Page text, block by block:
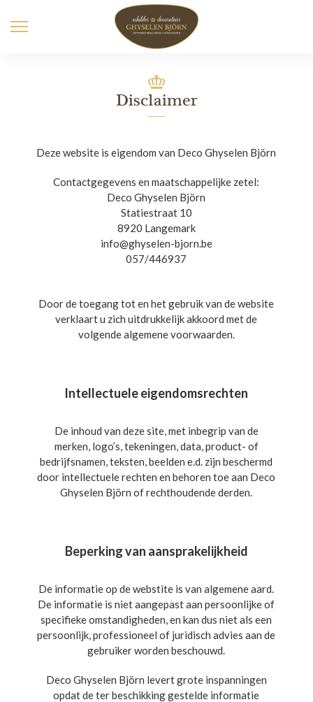
Disclaimer
Deze website is eigendom van Deco Ghyselen Björn
Contactgegevens en maatschappelijke zetel:
Deco Ghyselen Björn
Statiestraat 10
8920 Langemark
info@ghyselen-bjorn.be
057/446937
Door de toegang tot en het gebruik van de website
verklaart u zich uitdrukkelijk akkoord met de
volgende algemene voorwaarden.
Intellectuele eigendomsrechten
De inhoud van deze site, met inbegrip van de
merken, logo’s, tekeningen, data, product- of
bedrijfsnamen, teksten, beelden e.d. zijn beschermd
door intellectuele rechten en behoren toe aan Deco
Ghyselen Björn of rechthoudende derden.
Beperking van aansprakelijkheid
De informatie op de webstite is van algemene aard.
De informatie is niet aangepast aan persoonlijke of
specifieke omstandigheden, en kan dus niet als een
persoonlijk, professioneel of juridisch advies aan de
gebruiker worden beschouwd.
Deco Ghyselen Björn levert grote inspanningen
opdat de ter beschikking gestelde informatie